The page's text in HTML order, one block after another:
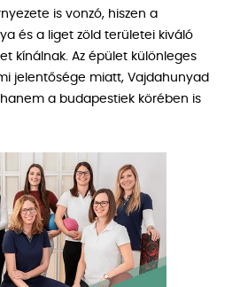
is vonzó, hiszen a
és a liget zöld területei kiváló
kínálnak. Az épület különleges
jelentősége miatt, Vajdahunyad
a budapestiek körében is